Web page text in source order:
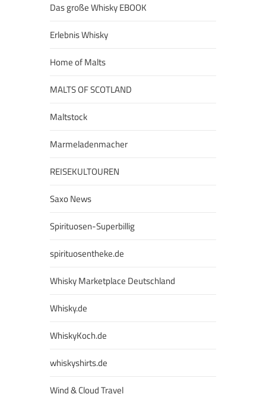
Das große Whisky EBOOK
Erlebnis Whisky
Home of Malts
MALTS OF SCOTLAND
Maltstock
Marmeladenmacher
REISEKULTOUREN
Saxo News
Spirituosen-Superbillig
spirituosentheke.de
Whisky Marketplace Deutschland
Whisky.de
WhiskyKoch.de
whiskyshirts.de
Wind & Cloud Travel